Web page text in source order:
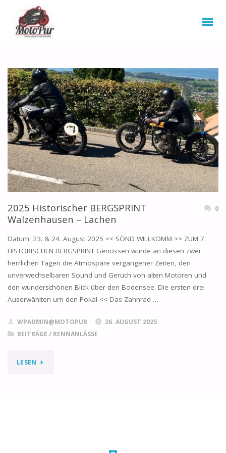
2025 Historischer BERGSPRINT
Walzenhausen – Lachen
0
Datum: 23. & 24. August 2025 << SÖND WILLKOMM >> ZUM 7.
HISTORISCHEN BERGSPRINT Genossen wurde an diesen zwei
herrlichen Tagen die Atmospäre vergangener Zeiten, den
unverwechselbaren Sound und Geruch von alten Motoren und
den wunderschönen Blick über den Bodensee. Die ersten drei
Auserwählten um den Pokal << Das Zahnrad …
WPADMIN@MOTOPUR
26. AUGUST 2025
BEITRÄGE / RENNANLÄSSE
LESEN "2025